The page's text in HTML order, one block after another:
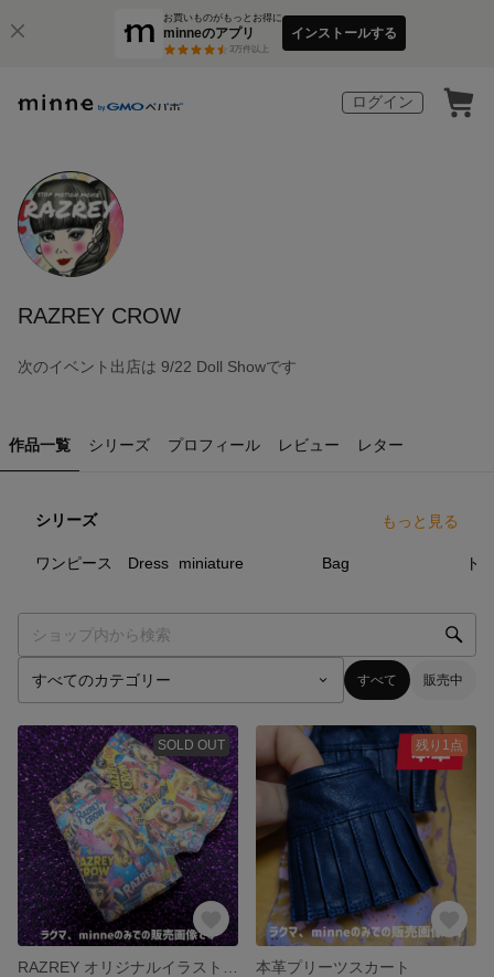
お買いものがもっとお得に
minneのアプリ
3万件以上
インストールする
ログイン
RAZREY CROW
次のイベント出店は 9/22 Doll Showです
作品一覧 シリーズ プロフィール レビュー レター
シリーズ もっと見る
ワンピース Dress miniature Bag ト
すべて 販売中
SOLD OUT 残り1点
本革プリーツスカート